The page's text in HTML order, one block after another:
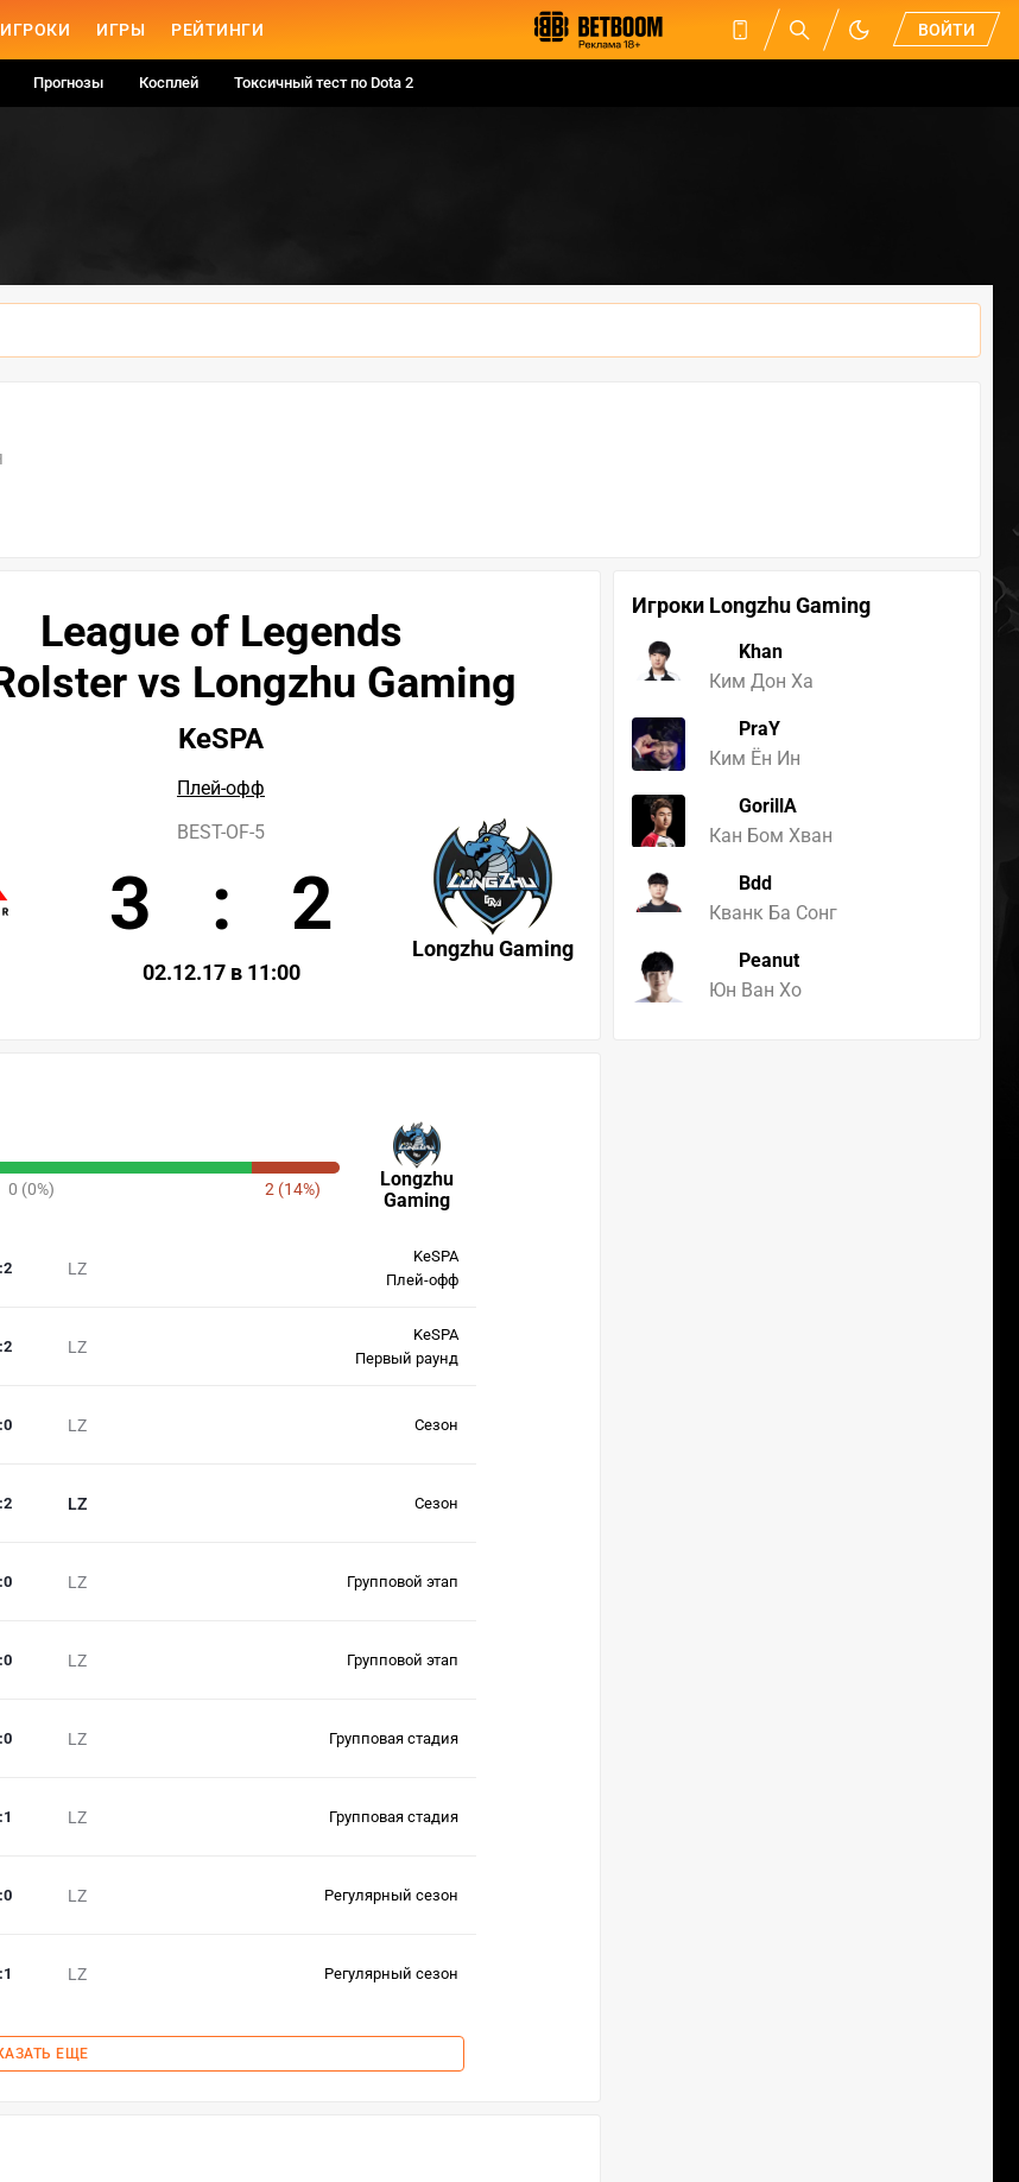
ИГРЫ РЕЙТИНГИ ВОЙТИ
Прогнозы Косплей Токсичный тест по Dota 2
Игроки Longzhu Gaming
Khan
Ким Дон Ха
PraY
Ким Ён Ин
GorillA
Кан Бом Хван
Bdd
Кванк Ба Сонг
Peanut
Юн Ван Хо
League of Legends
vs Longzhu Gaming
KeSPA
Плей-офф
Longzhu Gaming
BEST-OF-5
3 : 2
02.12.17 в 11:00
Longzhu
Gaming
0 (0%) 2 (14%)
LZ
:2
KeSPA
Плей-офф
LZ
:2
KeSPA
Первый раунд
LZ
:0 Сезон
LZ
:2 Сезон
LZ
:0 Групповой этап
LZ
:0 Групповой этап
LZ
:0 Групповая стадия
LZ
:1 Групповая стадия
LZ
:0 Регулярный сезон
LZ
:1 Регулярный сезон
ЕЩЕ